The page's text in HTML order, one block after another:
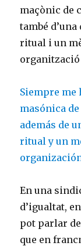
maçònic de
també
ritual i un
organització
Siempre me
masónica
además de
ritual y un
En una
d’igualtat,
pot parlar
que en